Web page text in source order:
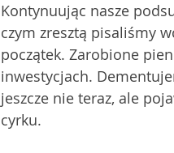
Kontynuując nasze
czym zresztą pisaliśmy
początek. Zarobione
inwestycjach.
jeszcze nie teraz, ale
cyrku.